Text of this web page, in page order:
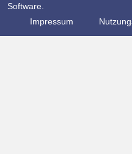
Software.
Impressum